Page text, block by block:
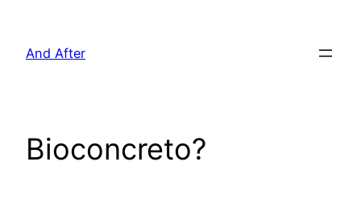
And After
Bioconcreto?